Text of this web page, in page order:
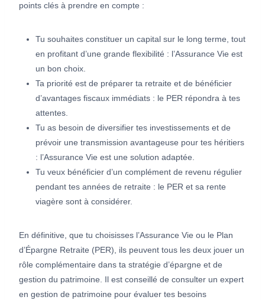
points clés à prendre en compte :
Tu souhaites constituer un capital sur le long terme, tout
en profitant d’une grande flexibilité : l’Assurance Vie est
un bon choix.
Ta priorité est de préparer ta retraite et de bénéficier
d’avantages fiscaux immédiats : le PER répondra à tes
attentes.
Tu as besoin de diversifier tes investissements et de
prévoir une transmission avantageuse pour tes héritiers
: l’Assurance Vie est une solution adaptée.
Tu veux bénéficier d’un complément de revenu régulier
pendant tes années de retraite : le PER et sa rente
viagère sont à considérer.
En définitive, que tu choisisses l’Assurance Vie ou le Plan
d’Épargne Retraite (PER), ils peuvent tous les deux jouer un
rôle complémentaire dans ta stratégie d’épargne et de
gestion du patrimoine. Il est conseillé de consulter un expert
en gestion de patrimoine pour évaluer tes besoins